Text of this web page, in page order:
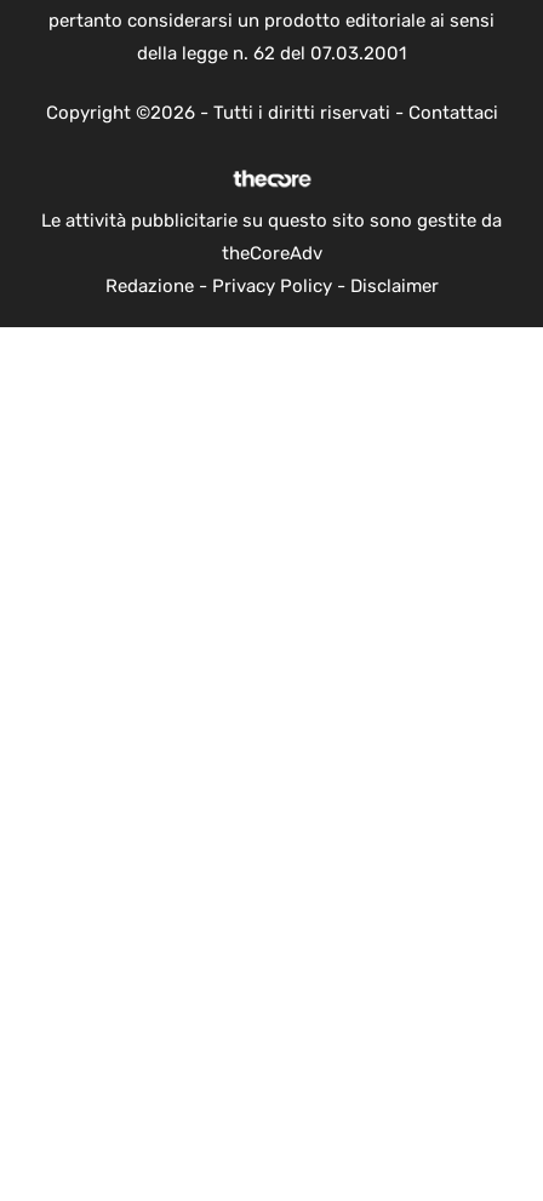
pertanto considerarsi un prodotto editoriale ai sensi
della legge n. 62 del 07.03.2001
Copyright ©2026 - Tutti i diritti riservati - Contattaci
Le attività pubblicitarie su questo sito sono gestite da
theCoreAdv
Redazione- Privacy Policy- Disclaimer